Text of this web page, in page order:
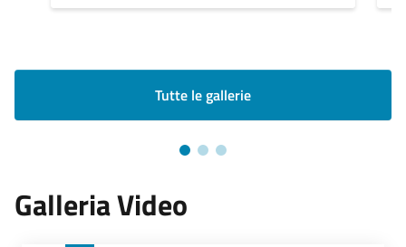
Tutte le gallerie
Galleria Video